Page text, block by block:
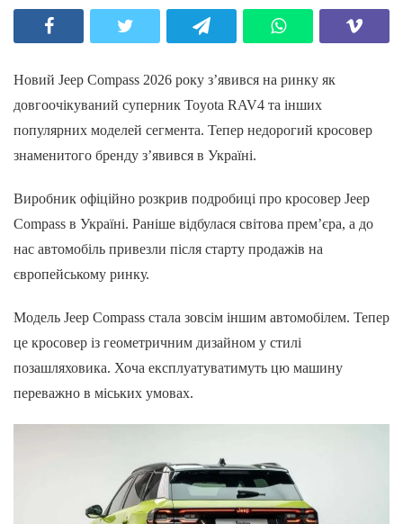
Новий Jeep Compass 2026 року з’явився на ринку як
довгоочікуваний суперник Toyota RAV4 та інших
популярних моделей сегмента. Тепер недорогий кросовер
знаменитого бренду з’явився в Україні.
Виробник офіційно розкрив подробиці про кросовер Jeep
Compass в Україні. Раніше відбулася світова прем’єра, а до
нас автомобіль привезли після старту продажів на
європейському ринку.
Модель Jeep Compass стала зовсім іншим автомобілем. Тепер
це кросовер із геометричним дизайном у стилі
позашляховика. Хоча експлуатуватимуть цю машину
переважно в міських умовах.